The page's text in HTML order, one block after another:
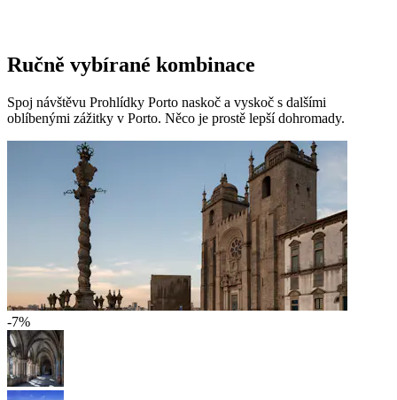
Ručně vybírané kombinace
Spoj návštěvu Prohlídky Porto naskoč a vyskoč s dalšími
oblíbenými zážitky v Porto. Něco je prostě lepší dohromady.
-7%